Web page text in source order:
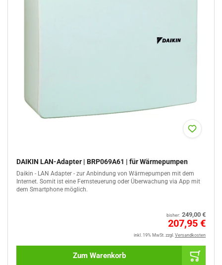
DAIKIN LAN-Adapter | BRP069A61 | für Wärmepumpen
Daikin - LAN Adapter - zur Anbindung von Wärmepumpen mit dem
Internet. Somit ist eine Fernsteuerung oder Überwachung via App mit
dem Smartphone möglich.
bisher: 249,00 €
207,95 €
inkl. 19% MwSt. zzgl. Versandkosten
Zum Warenkorb